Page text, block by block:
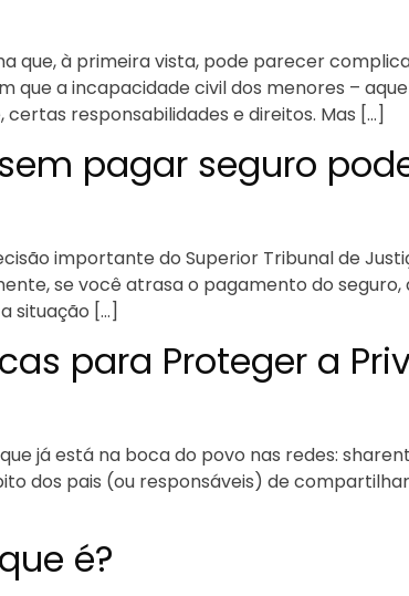
que, à primeira vista, pode parecer
que a incapacidade civil dos menores –
responsabilidades e direitos. Mas […]
pagar seguro
importante do Superior Tribunal de
se você atrasa o pagamento do
situação […]
para Proteger a
já está na boca do povo nas redes:
dos pais (ou responsáveis) de
é?